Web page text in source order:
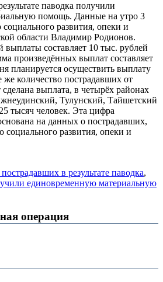
паводка получили
помощь. Данные на утро 3
развития, опеки и
области Владимир Родионов.
выплаты составляет 10 тыс. рублей
произведённых выплат составляет
планируется осуществить выплату
количество пострадавших от
выплата, в четырёх районах
Тулунский, Тайшетский
тысяч человек. Эта цифра
на данных о пострадавших,
социального развития, опеки и
в результате паводка,
единовременную материальную
операция